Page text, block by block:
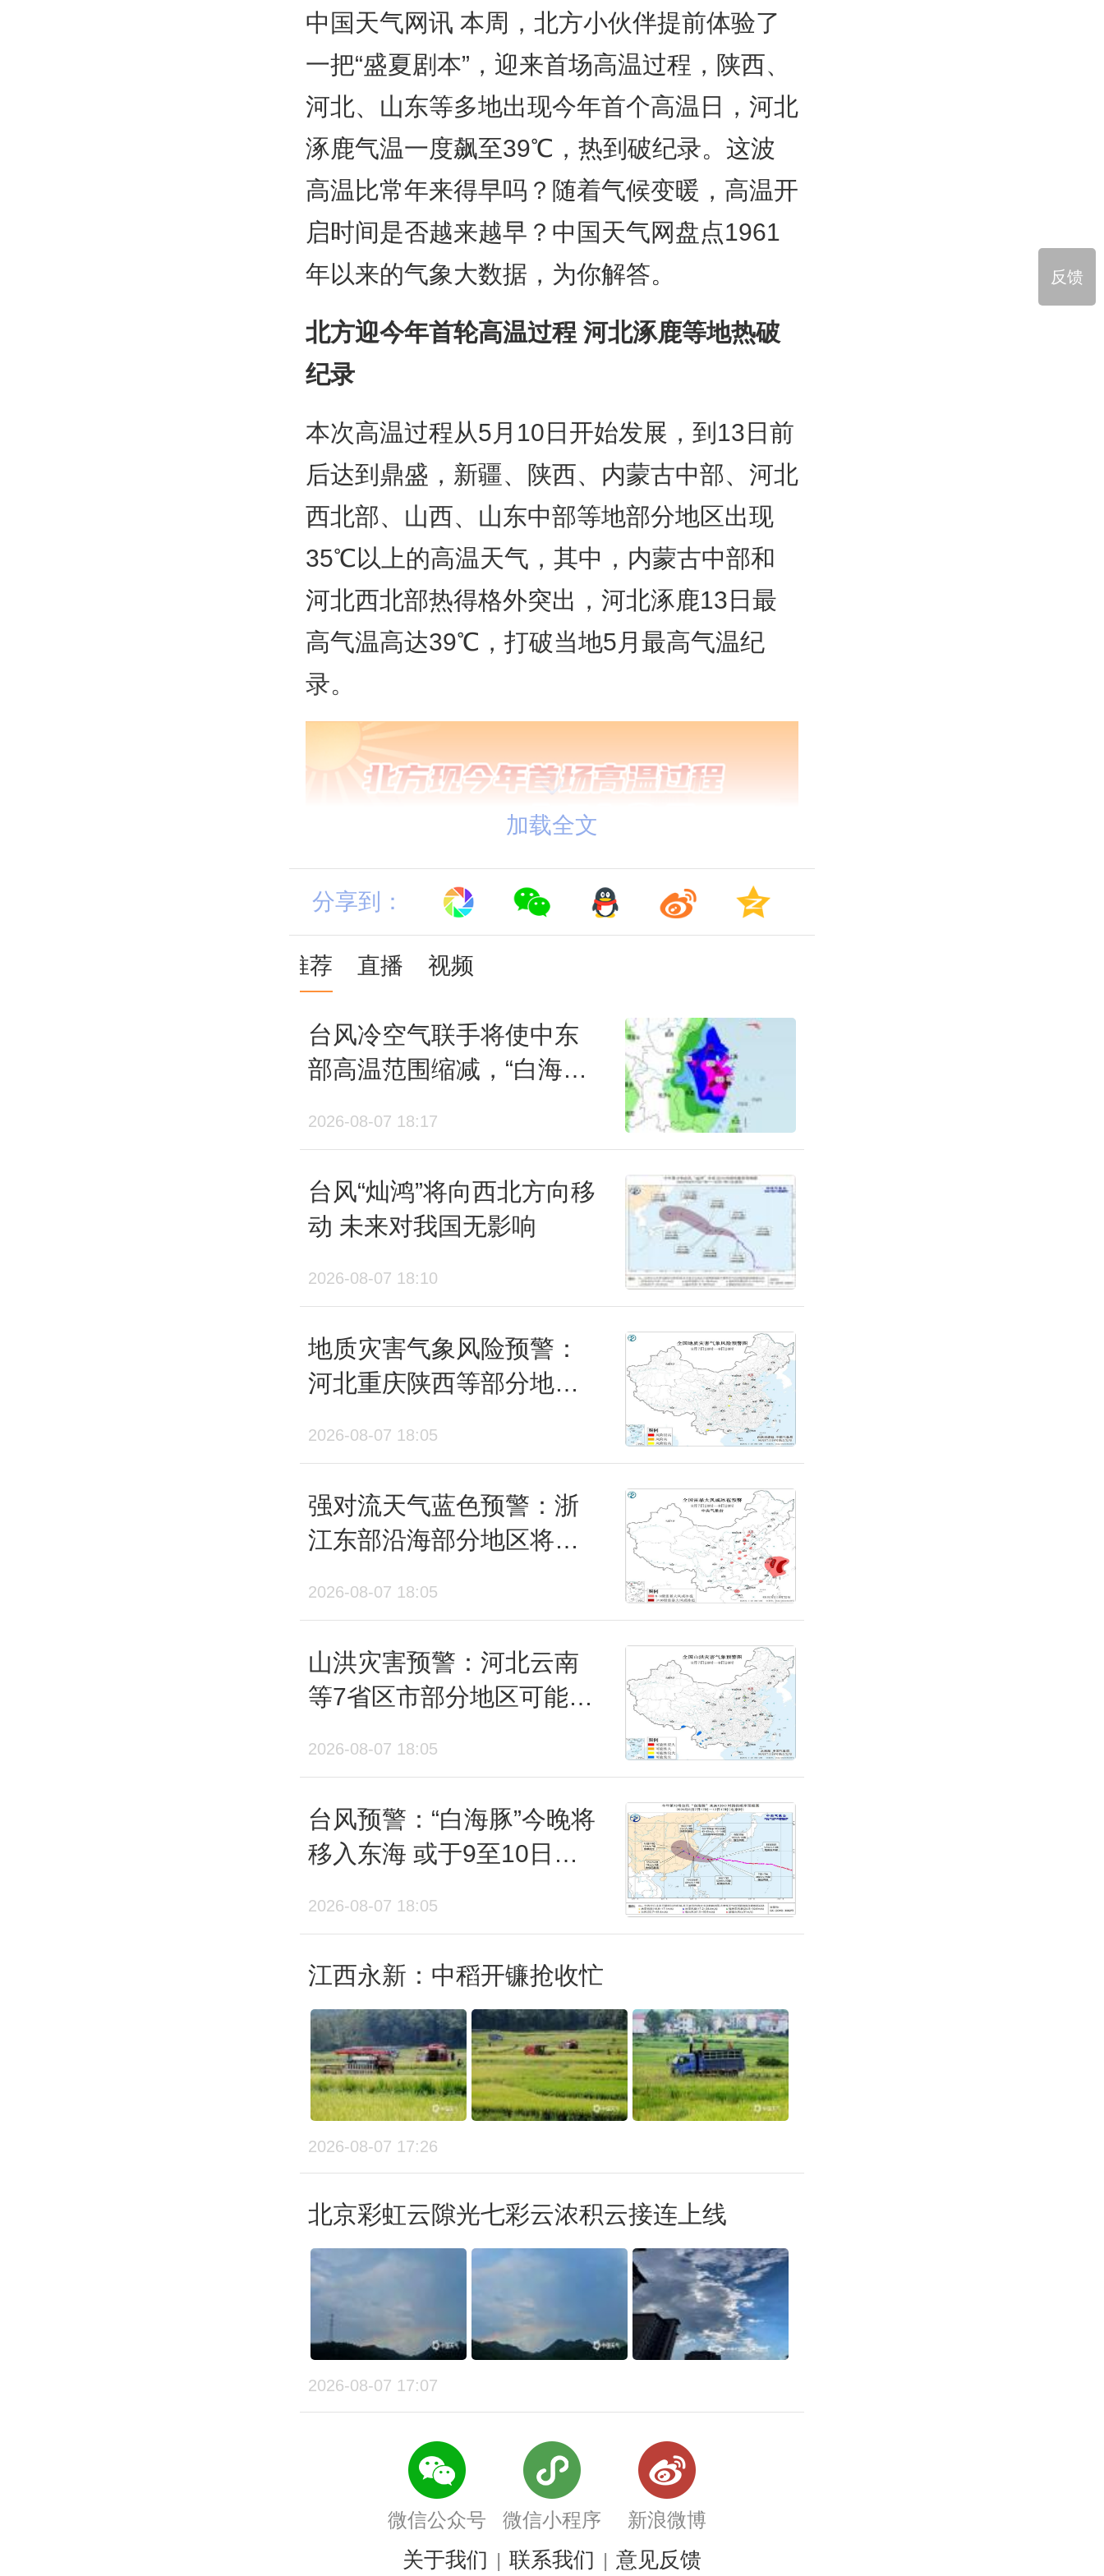
中国天气网讯 本周，北方小伙伴提前体验了
一把“盛夏剧本”，迎来首场高温过程，陕西、
河北、山东等多地出现今年首个高温日，河北
涿鹿气温一度飙至39℃，热到破纪录。这波
高温比常年来得早吗？随着气候变暖，高温开
启时间是否越来越早？中国天气网盘点1961
年以来的气象大数据，为你解答。
北方迎今年首轮高温过程 河北涿鹿等地热破
纪录
本次高温过程从5月10日开始发展，到13日前
后达到鼎盛，新疆、陕西、内蒙古中部、河北
西北部、山西、山东中部等地部分地区出现
35℃以上的高温天气，其中，内蒙古中部和
河北西北部热得格外突出，河北涿鹿13日最
高气温高达39℃，打破当地5月最高气温纪
录。
除了涿鹿，13日，河北、内蒙古还有7个气象
站气温打破当地5月最高纪录，18个气象站突
破当地5月中旬气温最高值，其中，内蒙古二
连浩特连续两天刷新了当地5月中旬最高纪
录。
从大城市来看，西安在5月11日迎来当地今年
首个高温日，较常年提前15天，成为今年北
庄、济南、银川等地虽然未达到35℃高温标
准，但最高气温也冲至33℃以上，距离高温
线仅一步之遥。
北方高温起步早 春末夏初易现南北气温“倒
挂”
与北方的高温形成鲜明对比的是，南方多地近
期最高气温普遍不足30℃，甚至体感有些凉
爽。为何会出现这种“北方热过南方”的南北气
温“倒挂”现象？
中国天气网气象分析师叶梦龙解释，北方近期
受大陆暖高压控制，天气晴朗少云，空气干
燥，由于没有云层遮挡，太阳辐射能直达地
面，近地面气温迅速攀升；而南方正处在副热
加载全文
分享到：
推荐 直播 视频
台风冷空气联手将使中东
部高温范围缩减，“白海
2026-08-07 18:17
台风“灿鸿”将向西北方向移
动 未来对我国无影响
2026-08-07 18:10
地质灾害气象风险预警：
河北重庆陕西等部分地区
2026-08-07 18:05
强对流天气蓝色预警：浙
江东部沿海部分地区将有
2026-08-07 18:05
山洪灾害预警：河北云南
等7省区市部分地区可能发
2026-08-07 18:05
台风预警：“白海豚”今晚将
移入东海 或于9至10日登
2026-08-07 18:05
江西永新：中稻开镰抢收忙
2026-08-07 17:26
北京彩虹云隙光七彩云浓积云接连上线
2026-08-07 17:07
微信公众号 微信小程序 新浪微博
关于我们 | 联系我们 | 意见反馈
反馈